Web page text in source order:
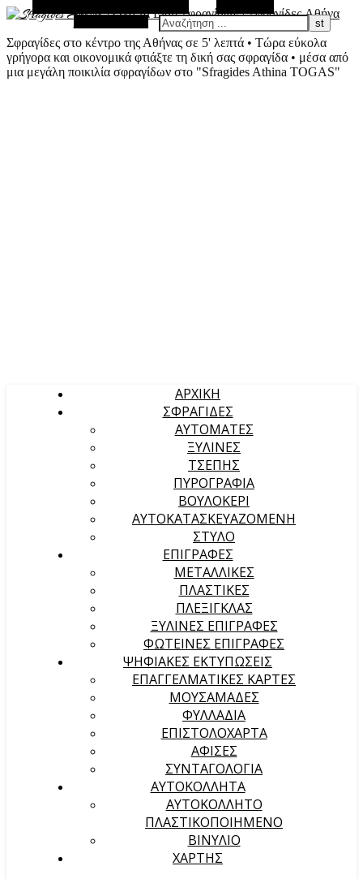
Σφραγίδες στο κέντρο της Αθήνας σε 5' λεπτά • Τώρα εύκολα
γρήγορα και οικονομικά φτιάξτε τη δική σας σφραγίδα • μέσα από
μια μεγάλη ποικιλία σφραγίδων στο "Sfragides Athina TOGAS"
Τυχαίο Άρθρο
Αναζήτηση
ΑΡΧΙΚΉ
ΣΦΡΑΓΙΔΕΣ
ΑΥΤΟΜΑΤΕΣ
ΞΥΛΙΝΕΣ
ΤΣΕΠΗΣ
ΠΥΡΟΓΡΑΦΙΑ
ΒΟΥΛΟΚΕΡΙ
ΑΥΤΟΚΑΤΑΣΚΕΥΑΖΟΜΕΝΗ
ΣΤΥΛΟ
ΕΠΙΓΡΑΦΕΣ
ΜΕΤΑΛΛΙΚΕΣ
ΠΛΑΣΤΙΚΕΣ
ΠΛΕΞΙΓΚΛΑΣ
ΞΥΛΙΝΕΣ ΕΠΙΓΡΑΦΕΣ
ΦΩΤΕΙΝΕΣ ΕΠΙΓΡΑΦΕΣ
ΨΗΦΙΑΚΕΣ ΕΚΤΥΠΩΣΕΙΣ
ΕΠΑΓΓΕΛΜΑΤΙΚΕΣ ΚΑΡΤΕΣ
ΜΟΥΣΑΜΑΔΕΣ
ΦΥΛΛΑΔΙΑ
ΕΠΙΣΤΟΛΟΧΑΡΤΑ
ΑΦΙΣΕΣ
ΣΥΝΤΑΓΟΛΟΓΙΑ
ΑΥΤΟΚΟΛΛΗΤΑ
ΑΥΤΟΚΟΛΛΗΤΟ
ΠΛΑΣΤΙΚΟΠΟΙΗΜΕΝΟ
ΒΙΝΥΛΙΟ
ΧΑΡΤΗΣ